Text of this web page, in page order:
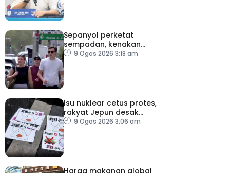
Sepanyol perketat
sempadan, kenakan
pemeriksaan ketibaan
9 Ogos 2026 3:18 am
Isu nuklear cetus protes,
rakyat Jepun desak
dasar dikaji semula
9 Ogos 2026 3:06 am
Harga makanan global